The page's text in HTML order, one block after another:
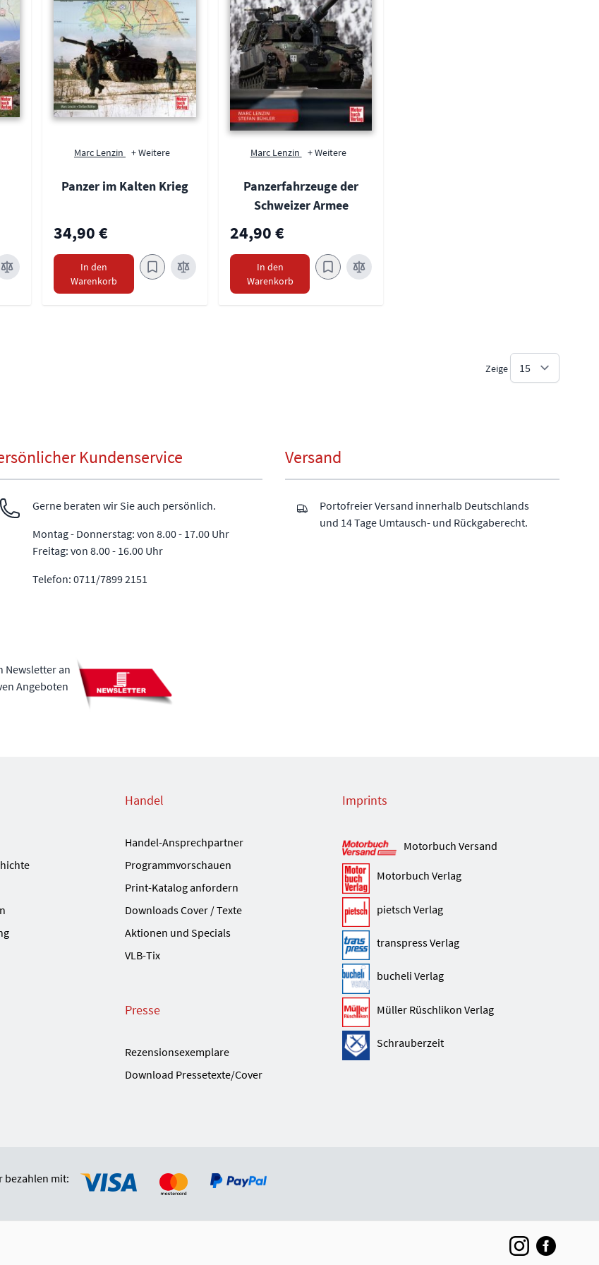
Marc Lenzin + Weitere
Panzer im Kalten Krieg
34,90 €
In den
Warenkorb
Marc Lenzin + Weitere
Panzerfahrzeuge der
Schweizer Armee
24,90 €
In den
Warenkorb
Zeige
Kundenservice
Gerne beraten wir Sie auch persönlich.
Montag - Donnerstag: von 8.00 - 17.00 Uhr
Freitag: von 8.00 - 16.00 Uhr
Telefon: 0711/7899 2151
Versand
Portofreier Versand innerhalb Deutschlands
und 14 Tage Umtausch- und Rückgaberecht.
Newsletter an
Angeboten
Handel
Handel-Ansprechpartner
Programmvorschauen
Print-Katalog anfordern
Downloads Cover / Texte
Aktionen und Specials
VLB-Tix
Presse
Rezensionsexemplare
Download Pressetexte/Cover
Imprints
Motorbuch Versand
Motorbuch Verlag
pietsch Verlag
transpress Verlag
bucheli Verlag
Müller Rüschlikon Verlag
Schrauberzeit
bezahlen mit: